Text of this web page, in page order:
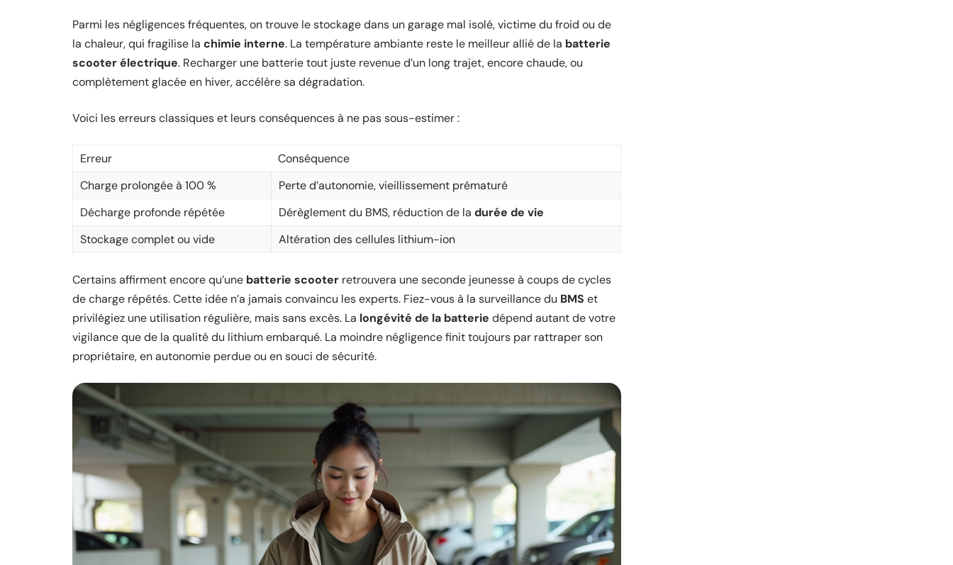
Parmi les négligences fréquentes, on trouve le stockage dans un garage mal isolé, victime du froid ou de
la chaleur, qui fragilise la chimie interne. La température ambiante reste le meilleur allié de la batterie
scooter électrique. Recharger une batterie tout juste revenue d’un long trajet, encore chaude, ou
complètement glacée en hiver, accélère sa dégradation.
Voici les erreurs classiques et leurs conséquences à ne pas sous-estimer :
Erreur
Conséquence
Charge prolongée à 100 %
Perte d’autonomie, vieillissement prématuré
Décharge profonde répétée
Dérèglement du BMS, réduction de la durée de vie
Stockage complet ou vide
Altération des cellules lithium-ion
Certains affirment encore qu’une batterie scooter retrouvera une seconde jeunesse à coups de cycles
de charge répétés. Cette idée n’a jamais convaincu les experts. Fiez-vous à la surveillance du BMS et
privilégiez une utilisation régulière, mais sans excès. La longévité de la batterie dépend autant de votre
vigilance que de la qualité du lithium embarqué. La moindre négligence finit toujours par rattraper son
propriétaire, en autonomie perdue ou en souci de sécurité.